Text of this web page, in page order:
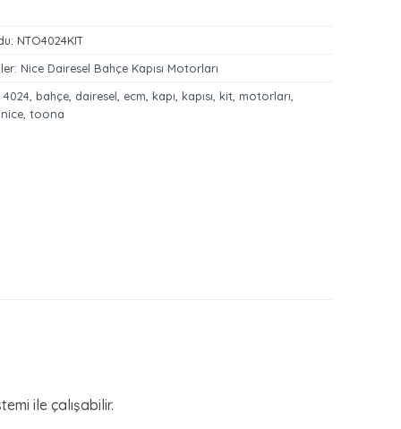
NTO4024KIT
Nice Dairesel Bahçe Kapısı Motorları
4024, bahçe, dairesel ecm kapı kapısı kit motorları
nice, toona
ile çalışabilir.